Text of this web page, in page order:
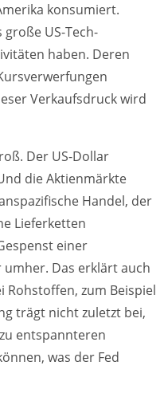
konsumiert.
US-Tech-
haben. Deren
Verkaufsdruck wird
Der US-Dollar
die Aktienmärkte
Handel, der
Lieferketten
einer
umher. Das erklärt auch
zum Beispiel
trägt nicht zuletzt bei,
entspannteren
was der Fed